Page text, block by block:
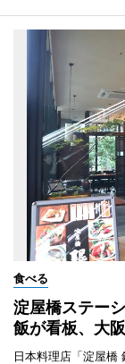
食べる
淀屋橋ステー
飯が看板、大
日本料理店「淀屋